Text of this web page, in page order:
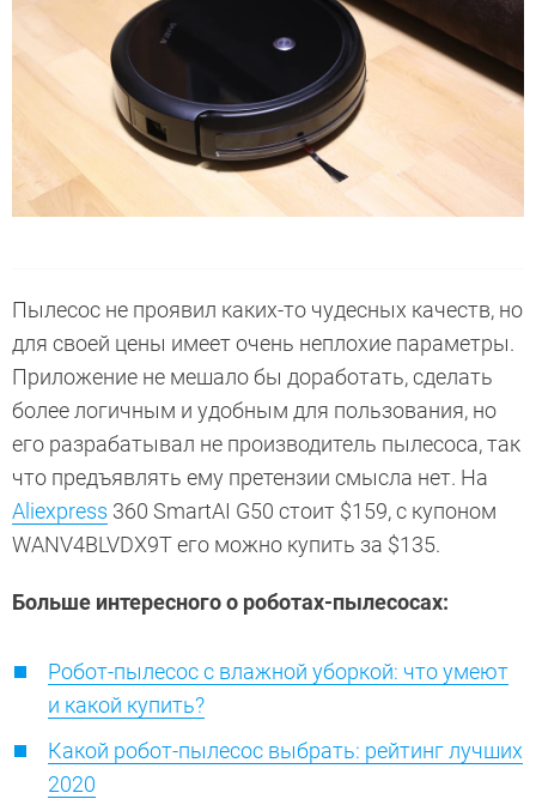
Пылесос не проявил каких-то чудесных качеств, но
для своей цены имеет очень неплохие параметры.
Приложение не мешало бы доработать, сделать
более логичным и удобным для пользования, но
его разрабатывал не производитель пылесоса, так
что предъявлять ему претензии смысла нет. На
Aliexpress 360 SmartAI G50 стоит $159, с купоном
WANV4BLVDX9T его можно купить за $135.
Больше интересного о роботах-пылесосах:
Робот-пылесос с влажной уборкой: что умеют
и какой купить?
Какой робот-пылесос выбрать: рейтинг лучших
2020